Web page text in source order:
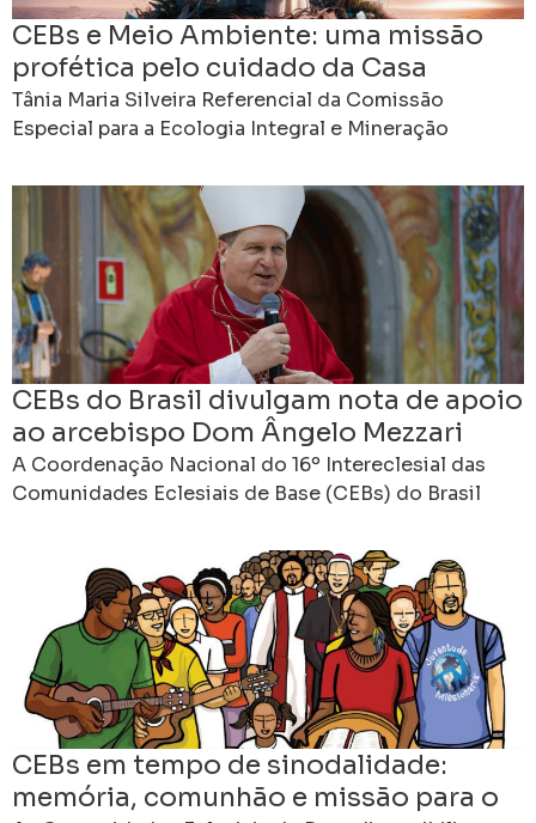
CEBs e Meio Ambiente: uma missão
profética pelo cuidado da Casa
Comum
Tânia Maria Silveira Referencial da Comissão
Especial para a Ecologia Integral e Mineração
Eclesiais de Base
CEBs do Brasil divulgam nota de apoio
ao arcebispo Dom Ângelo Mezzari
A Coordenação Nacional do 16º Intereclesial das
Comunidades Eclesiais de Base (CEBs) do Brasil
CEBs em tempo de sinodalidade:
memória, comunhão e missão para o